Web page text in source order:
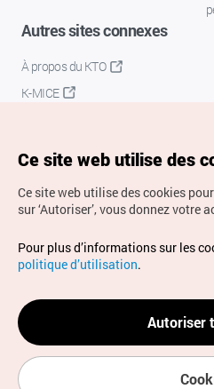
Autres sites connexes
À propos du KTO
K-MICE
Droits d’auteur (c) Office
Tous droits réservés.
Pour les rapports d'erreurs et
adressez vos demandes à
info.ontc@gmail.com
Ce site web utilise des
Ce site web utilise des cookies
sur ‘Autoriser’, vous donnez votre
Pour plus d’informations sur les
politique d’utilisation.
Autoriser